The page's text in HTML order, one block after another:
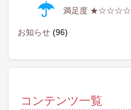
満足度 ★☆☆☆☆
お知らせ (96)
コンテンツ一覧